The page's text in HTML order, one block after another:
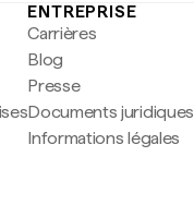
ENTREPRISE
Carrières
Blog
Presse
Documents juridiques
Informations légales